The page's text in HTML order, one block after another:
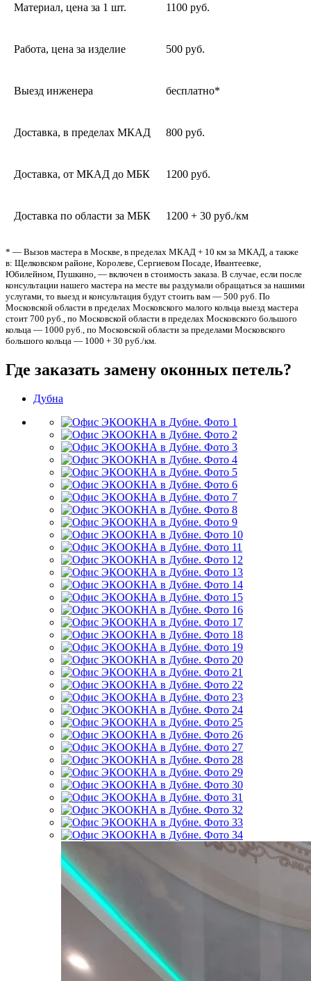
Материал, цена за 1 шт. 1100 руб.
Работа, цена за изделие 500 руб.
Выезд инженера бесплатно*
Доставка, в пределах МКАД 800 руб.
Доставка, от МКАД до МБК 1200 руб.
Доставка по области за МБК 1200 + 30 руб./км
* — Вызов мастера в Москве, в пределах МКАД + 10 км за МКАД, а также
в: Щелковском районе, Королеве, Сергиевом Посаде, Ивантеевке,
Юбилейном, Пушкино, — включен в стоимость заказа. В случае, если после
консультации нашего мастера на месте вы раздумали обращаться за нашими
услугами, то выезд и консультация будут стоить вам — 500 руб. По
Московской области в пределах Московского малого кольца выезд мастера
стоит 700 руб., по Московской области в пределах Московского большого
кольца — 1000 руб., по Московской области за пределами Московского
большого кольца — 1000 + 30 руб./км.
Где заказать замену оконных петель?
Дубна